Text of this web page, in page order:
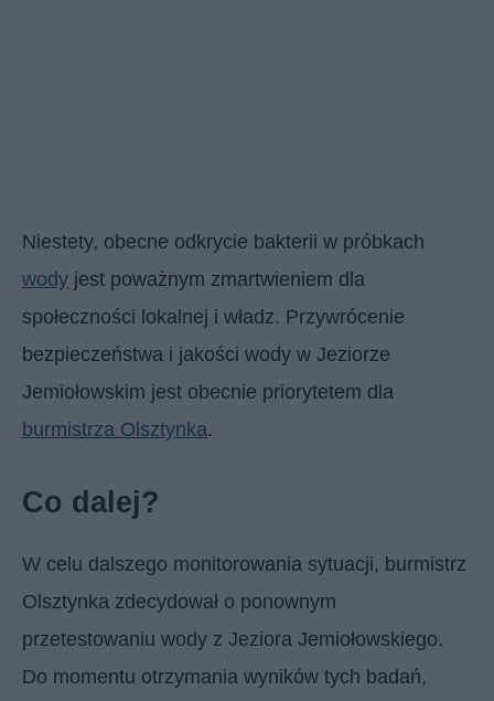
Niestety, obecne odkrycie bakterii w próbkach
wody jest poważnym zmartwieniem dla
społeczności lokalnej i władz. Przywrócenie
bezpieczeństwa i jakości wody w Jeziorze
Jemiołowskim jest obecnie priorytetem dla
burmistrza Olsztynka.
Co dalej?
W celu dalszego monitorowania sytuacji, burmistrz
Olsztynka zdecydował o ponownym
przetestowaniu wody z Jeziora Jemiołowskiego.
Do momentu otrzymania wyników tych badań,